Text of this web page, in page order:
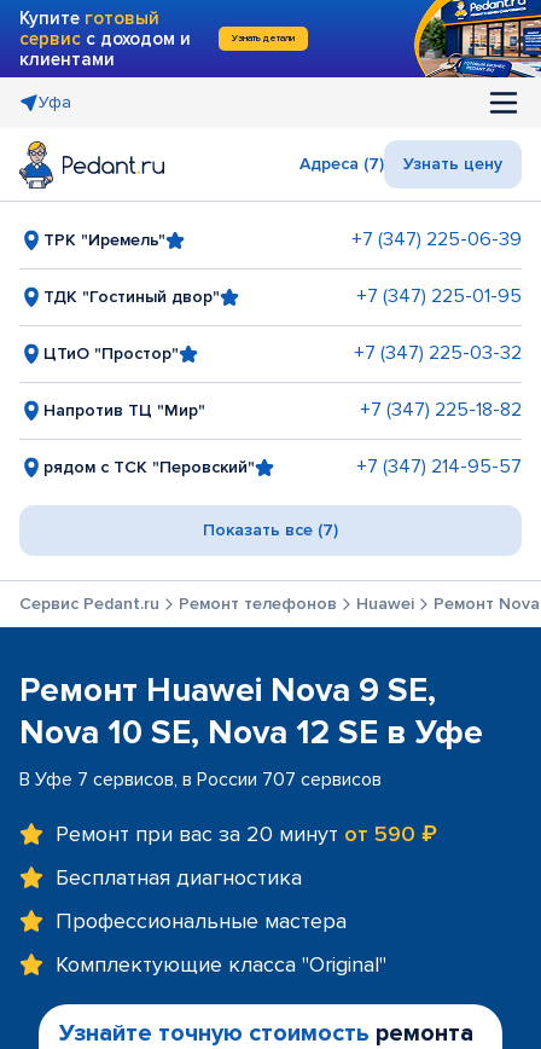
Купите готовый
сервис с доходом и
клиентами
Узнать детали
Уфа
Адреса (7) Узнать цену
ТРК "Иремель" +7 (347) 225-06-39
ТДК "Гостиный двор" +7 (347) 225-01-95
ЦТиО "Простор" +7 (347) 225-03-32
Напротив ТЦ "Мир" +7 (347) 225-18-82
рядом с ТСК "Перовский" +7 (347) 214-95-57
Показать все (7)
Сервис Pedant.ru Ремонт телефонов Huawei Ремонт Nova
Ремонт Huawei Nova 9 SE,
Nova 10 SE, Nova 12 SE в Уфе
В Уфе 7 сервисов, в России 707 сервисов
Ремонт при вас за 20 минут от 590 ₽
Бесплатная диагностика
Профессиональные мастера
Комплектующие класса "Original"
Узнайте точную стоимость ремонта